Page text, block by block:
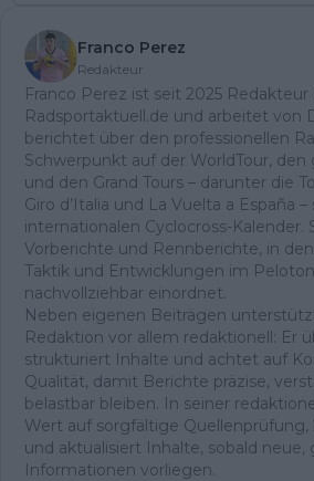
Franco Perez
Redakteur
Franco Perez ist seit 2025 Redakteur
Radsportaktuell.de und arbeitet von
berichtet über den professionellen
Schwerpunkt auf der WorldTour, den
und den Grand Tours – darunter die
Giro d’Italia und La Vuelta a España
internationalen Cyclocross-Kalender.
Vorberichte und Rennberichte, in
Taktik und Entwicklungen im
nachvollziehbar einordnet.
Neben eigenen Beiträgen
Redaktion vor allem redaktionell: Er
strukturiert Inhalte und achtet auf
Qualität, damit Berichte präzise,
belastbar bleiben. In seiner
Wert auf sorgfältige Quellenprüfung,
und aktualisiert Inhalte, sobald neue,
Informationen vorliegen.